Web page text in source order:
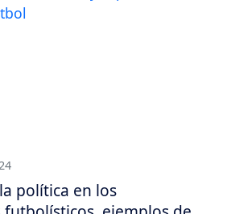
política en los